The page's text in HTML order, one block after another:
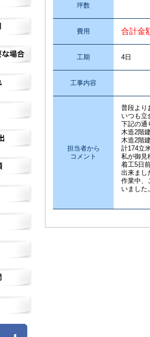
坪数
費用 合計金
工期 4日
工事内容
担当者から
コメント
普段より
いつも立
下記の通
木造2階
木造2階
計174立
私が御見
着工5日
出来まし
作業中、
いました